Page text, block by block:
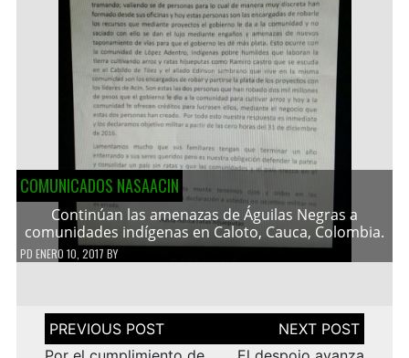
COMUNICADOS NASAACIN
Continúan las amenazas de Águilas Negras a
comunidades indígenas en Caloto, Cauca, Colombia.
PD ENERO 10, 2017 BY
Navegación
de